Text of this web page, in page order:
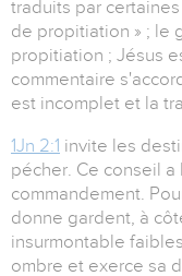
traduits par
de propitiation » ; le
propitiation ; Jésus
commentaire
est incomplet et la
1Jn 2:1 invite les
pécher. Ce conseil
commandement.
donne gardent, à
insurmontable
ombre et exerce sa